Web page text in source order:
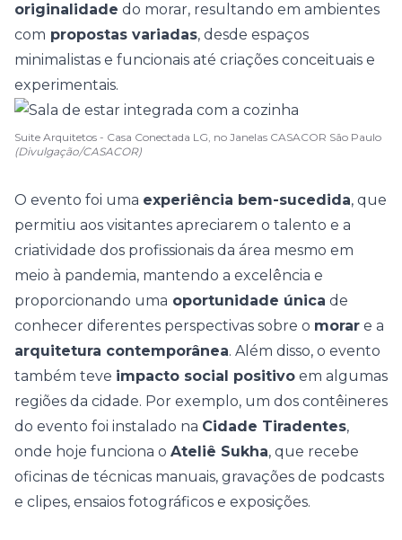
originalidade do morar, resultando em ambientes
com propostas variadas, desde espaços
minimalistas e funcionais até criações conceituais e
experimentais.
Suite Arquitetos - Casa Conectada LG, no Janelas CASACOR São Paulo
(Divulgação/CASACOR)
O evento foi uma experiência bem-sucedida, que
permitiu aos visitantes apreciarem o talento e a
criatividade dos profissionais da área mesmo em
meio à pandemia, mantendo a excelência e
proporcionando uma oportunidade única de
conhecer diferentes perspectivas sobre o morar e a
arquitetura contemporânea. Além disso, o evento
também teve impacto social positivo em algumas
regiões da cidade. Por exemplo, um dos contêineres
do evento foi instalado na Cidade Tiradentes,
onde hoje funciona o Ateliê Sukha, que recebe
oficinas de técnicas manuais, gravações de podcasts
e clipes, ensaios fotográficos e exposições.